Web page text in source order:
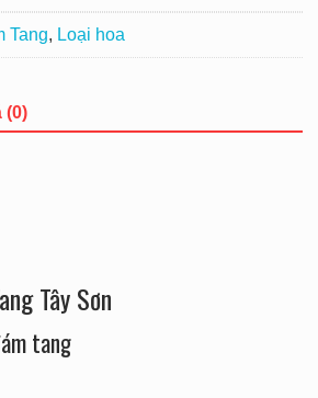
Tang, Loại hoa
(0)
Tây Sơn
tang